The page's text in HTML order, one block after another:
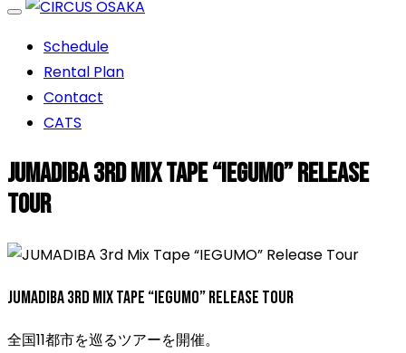
CIRCUS OSAKA
エンターテイメントスペース
Schedule
Rental Plan
Contact
CATS
JUMADIBA 3rd Mix Tape “IEGUMO” Release
Tour
JUMADIBA 3rd Mix Tape “IEGUMO” Release Tour
全国11都市を巡るツアーを開催。